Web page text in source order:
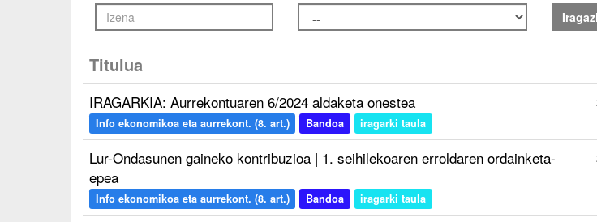
Iragazi
Titulua
IRAGARKIA: Aurrekontuaren 6/2024 aldaketa onestea
Info ekonomikoa eta aurrekont. (8. art.) Bandoa iragarki taula
Lur-Ondasunen gaineko kontribuzioa | 1. seihilekoaren erroldaren ordainketa-
epea
Info ekonomikoa eta aurrekont. (8. art.) Bandoa iragarki taula